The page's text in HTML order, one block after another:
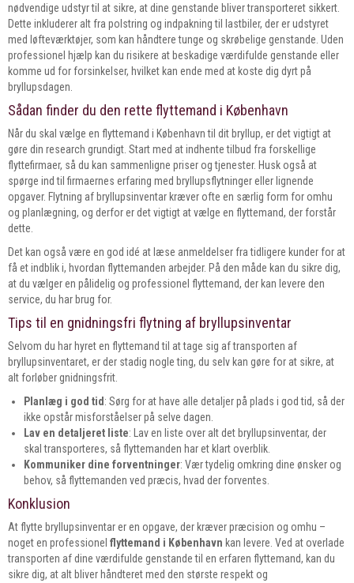
nødvendige udstyr til at sikre, at dine genstande bliver transporteret sikkert.
Dette inkluderer alt fra polstring og indpakning til lastbiler, der er udstyret
med løfteværktøjer, som kan håndtere tunge og skrøbelige genstande. Uden
professionel hjælp kan du risikere at beskadige værdifulde genstande eller
komme ud for forsinkelser, hvilket kan ende med at koste dig dyrt på
bryllupsdagen.
Sådan finder du den rette flyttemand i København
Når du skal vælge en flyttemand i København til dit bryllup, er det vigtigt at
gøre din research grundigt. Start med at indhente tilbud fra forskellige
flyttefirmaer, så du kan sammenligne priser og tjenester. Husk også at
spørge ind til firmaernes erfaring med bryllupsflytninger eller lignende
opgaver. Flytning af bryllupsinventar kræver ofte en særlig form for omhu
og planlægning, og derfor er det vigtigt at vælge en flyttemand, der forstår
dette.
Det kan også være en god idé at læse anmeldelser fra tidligere kunder for at
få et indblik i, hvordan flyttemanden arbejder. På den måde kan du sikre dig,
at du vælger en pålidelig og professionel flyttemand, der kan levere den
service, du har brug for.
Tips til en gnidningsfri flytning af bryllupsinventar
Selvom du har hyret en flyttemand til at tage sig af transporten af
bryllupsinventaret, er der stadig nogle ting, du selv kan gøre for at sikre, at
alt forløber gnidningsfrit.
Planlæg i god tid : Sørg for at have alle detaljer på plads i god tid, så der
ikke opstår misforståelser på selve dagen.
Lav en detaljeret liste: Lav en liste over alt det bryllupsinventar, der
skal transporteres, så flyttemanden har et klart overblik.
Kommuniker dine forventninger: Vær tydelig omkring dine ønsker og
behov, så flyttemanden ved præcis, hvad der forventes.
Konklusion
At flytte bryllupsinventar er en opgave, der kræver præcision og omhu –
noget en professionel flyttemand i København kan levere. Ved at overlade
transporten af dine værdifulde genstande til en erfaren flyttemand, kan du
sikre dig, at alt bliver håndteret med den største respekt og